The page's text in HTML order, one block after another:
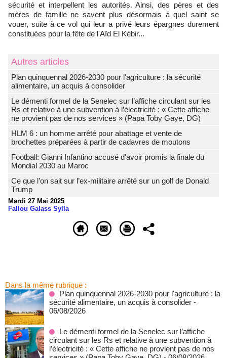
sécurité et interpellent les autorités. Ainsi, des pères et des
mères de famille ne savent plus désormais à quel saint se
vouer, suite à ce vol qui leur a privé leurs épargnes durement
constituées pour la fête de l'Aïd El Kébir...
Autres articles
Plan quinquennal 2026-2030 pour l'agriculture : la sécurité
alimentaire, un acquis à consolider
Le démenti formel de la Senelec sur l’affiche circulant sur les
Rs et relative à une subvention à l’électricité : « Cette affiche
ne provient pas de nos services » (Papa Toby Gaye, DG)
HLM 6 : un homme arrêté pour abattage et vente de
brochettes préparées à partir de cadavres de moutons
Football: Gianni Infantino accusé d'avoir promis la finale du
Mondial 2030 au Maroc
Ce que l’on sait sur l’ex-militaire arrêté sur un golf de Donald
Trump
Mardi 27 Mai 2025
Fallou Galass Sylla
Dans la même rubrique :
Plan quinquennal 2026-2030 pour l'agriculture : la
sécurité alimentaire, un acquis à consolider -
06/08/2026
Le démenti formel de la Senelec sur l’affiche
circulant sur les Rs et relative à une subvention à
l’électricité : « Cette affiche ne provient pas de nos